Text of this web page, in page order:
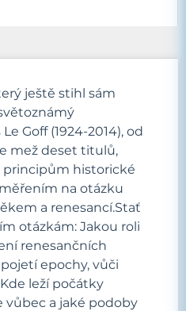
ještě stihl sám
Goff (1924-2014), od
mež deset titulů,
historické
na otázku
a renesancí.Stať
otázkám: Jakou roli
renesančních
epochy, vůči
leží počátky
vůbec a jaké podoby